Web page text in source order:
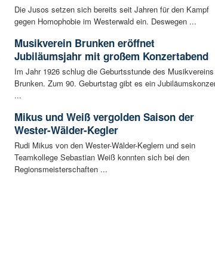
Die Jusos setzen sich bereits seit Jahren für den Kampf
gegen Homophobie im Westerwald ein. Deswegen ...
Musikverein Brunken eröffnet
Jubiläumsjahr mit großem Konzertabend
Im Jahr 1926 schlug die Geburtsstunde des Musikvereins
Brunken. Zum 90. Geburtstag gibt es ein
...
Mikus und Weiß vergolden Saison der
Wester-Wälder-Kegler
Rudi Mikus von den Wester-Wälder-Keglern und sein
Teamkollege Sebastian Weiß konnten sich bei den
Regionsmeisterschaften ...